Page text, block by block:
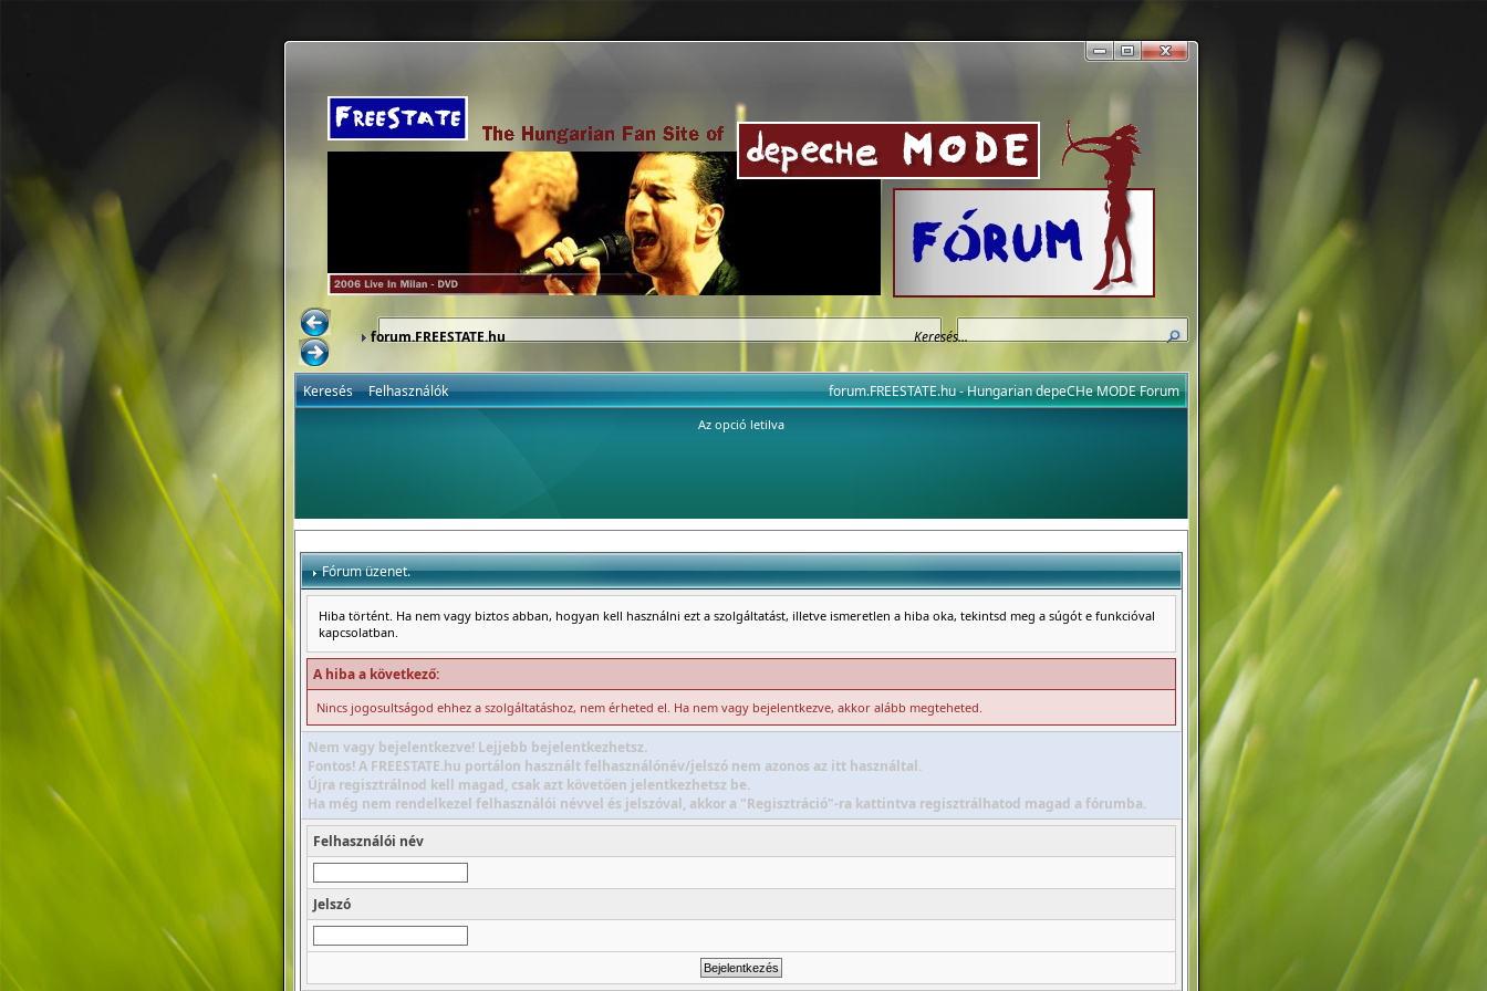
forum.FREESTATE.hu
forum.FREESTATE.hu - Hungarian depeCHe MODE Forum
Keresés Felhasználók
Az opció letilva
Fórum üzenet.
Hiba történt. Ha nem vagy biztos abban, hogyan kell használni ezt a szolgáltatást, illetve ismeretlen a hiba oka, tekintsd meg a súgót e funkcióval
kapcsolatban.
A hiba a következő:
Nincs jogosultságod ehhez a szolgáltatáshoz, nem érheted el. Ha nem vagy bejelentkezve, akkor alább megteheted.
Nem vagy bejelentkezve! Lejjebb bejelentkezhetsz.
Fontos! A FREESTATE.hu portálon használt felhasználónév/jelszó nem azonos az itt használtal.
Újra regisztrálnod kell magad, csak azt követően jelentkezhetsz be.
Ha még nem rendelkezel felhasználói névvel és jelszóval, akkor a "Regisztráció"-ra kattintva regisztrálhatod magad a fórumba.
Felhasználói név
Jelszó